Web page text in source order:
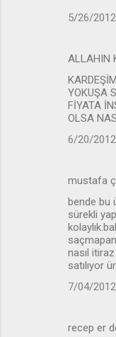
5/26/
ALLAHIN
YOKUŞA
FİYATA
OLSA
6/20/2012
mustafa
bende bu
sürekli
saçmapan
nasıl
satılıyor
7/04/
recep er